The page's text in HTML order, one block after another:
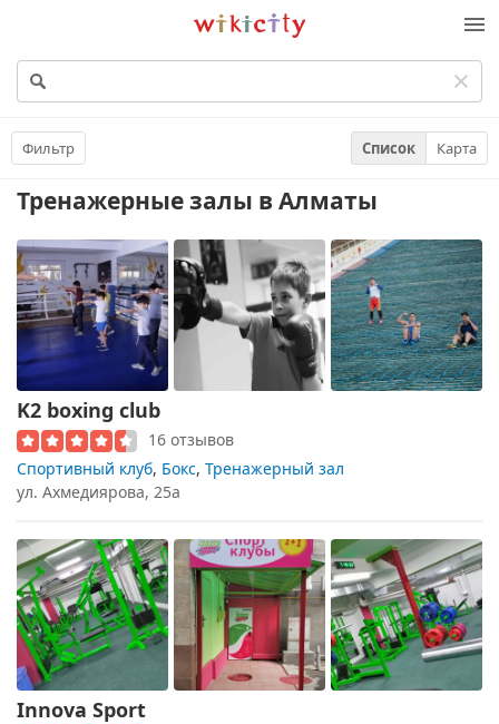
Викисити
Фильтр Список Карта
Тренажерные залы в Алматы
K2 boxing club
16 отзывов
Спортивный клуб, Бокс, Тренажерный зал
ул. Ахмедиярова, 25а
Innova Sport